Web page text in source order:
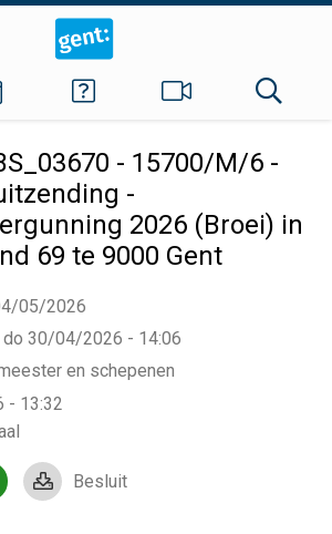
- 15700/M/6 -
-
2026 (Broei) in
69 te 9000 Gent
05/2026
do 30/04/2026 - 14:06
en schepenen
- 13:32
Besluit